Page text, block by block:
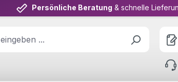
Persönliche Beratung & schnelle